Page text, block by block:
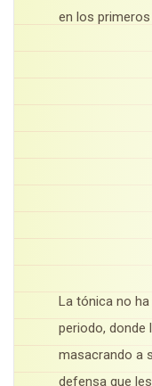
en los
La tónica no
periodo, donde
masacrando a
defensa que